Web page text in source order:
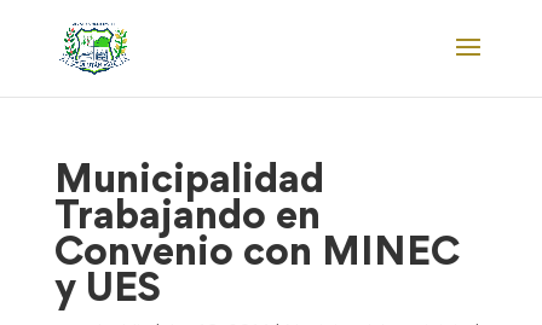
Municipalidad
Trabajando en
Convenio con MINEC
y UES